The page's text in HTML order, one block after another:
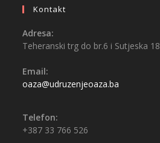
Kontakt
Adresa:
Teheranski trg do br.6 i Sutjeska 18
Email:
oaza@udruzenjeoaza.ba
Telefon:
+387 33 766 526